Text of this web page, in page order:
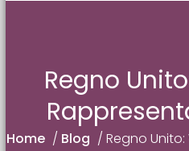
Regno
Home / Blog /Regno